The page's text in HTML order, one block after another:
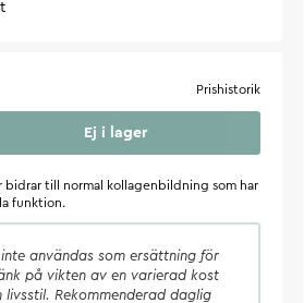
Prishistorik
Ej i lager
bidrar till normal kollagenbildning som har
funktion.
användas som ersättning för
på vikten av en varierad kost
livsstil. Rekommenderad daglig